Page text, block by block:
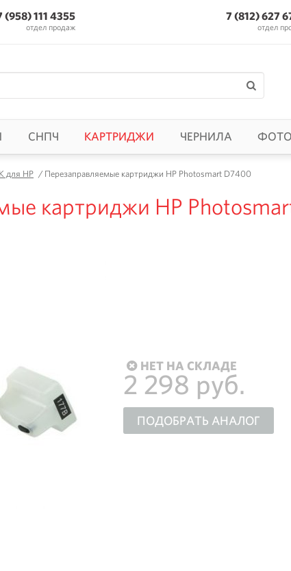
(958) 111 4355
отдел продаж
7 (812) 627
отдел
СНПЧ КАРТРИДЖИ ЧЕРНИЛА
для HP /Перезаправляемые картриджи HP Photosmart D7400
картриджи HP
НЕТ НА СКЛАДЕ
2 298 руб.
ПОДОБРАТЬ АНАЛОГ